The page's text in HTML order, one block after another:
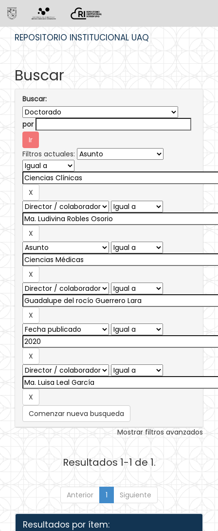
REPOSITORIO INSTITUCIONAL UAQ
Buscar
Buscar:
por
Filtros actuales:
Comenzar nueva busqueda
Mostrar filtros avanzados
Resultados 1-1 de 1.
Anterior 1 Siguiente
Resultados por ítem: